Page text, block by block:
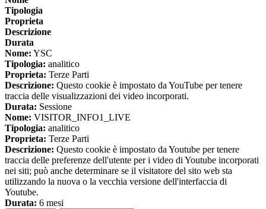
Tipologia
Proprieta
Descrizione
Durata
Nome: YSC
Tipologia: analitico
Proprieta: Terze Parti
Descrizione: Questo cookie è impostato da YouTube per tenere
traccia delle visualizzazioni dei video incorporati.
Durata: Sessione
Nome: VISITOR_INFO1_LIVE
Tipologia: analitico
Proprieta: Terze Parti
Descrizione: Questo cookie è impostato da Youtube per tenere
traccia delle preferenze dell'utente per i video di Youtube incorporati
nei siti; può anche determinare se il visitatore del sito web sta
utilizzando la nuova o la vecchia versione dell'interfaccia di
Youtube.
Durata: 6 mesi